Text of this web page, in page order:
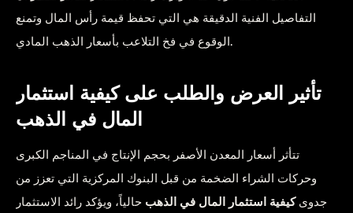
التفاصيل الفنية الدقيقة هي التي تحفظ قيمة رأس المال وتمنع
الوقوع في فخ التلاعب بأسعار الذهب المادي.
تأثير العرض والطلب على كيفية استثمار
المال في الذهب
تتأثر أسعار المعدن الأصفر بحجم الإنتاج في المناجم الكبرى
وحركات الشراء الضخمة من قبل البنوك المركزية التي تعزز من
جدوىكيفية استثمار المال في الذهب حالياً، ويؤكد رائد الاستثمار